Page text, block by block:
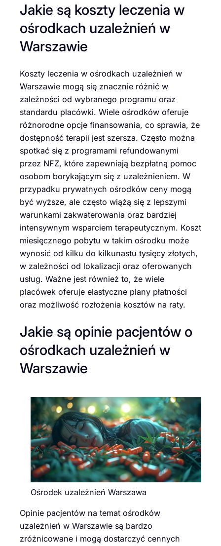
Jakie są koszty leczenia w
ośrodkach uzależnień w
Warszawie
Koszty leczenia w ośrodkach uzależnień w
Warszawie mogą się znacznie różnić w
zależności od wybranego programu oraz
standardu placówki. Wiele ośrodków oferuje
różnorodne opcje finansowania, co sprawia, że
dostępność terapii jest szersza. Często można
spotkać się z programami refundowanymi
przez NFZ, które zapewniają bezpłatną pomoc
osobom borykającym się z uzależnieniem. W
przypadku prywatnych ośrodków ceny mogą
być wyższe, ale często wiążą się z lepszymi
warunkami zakwaterowania oraz bardziej
intensywnym wsparciem terapeutycznym. Koszt
miesięcznego pobytu w takim ośrodku może
wynosić od kilku do kilkunastu tysięcy złotych,
w zależności od lokalizacji oraz oferowanych
usług. Ważne jest również to, że wiele
placówek oferuje elastyczne plany płatności
oraz możliwość rozłożenia kosztów na raty.
Jakie są opinie pacjentów o
ośrodkach uzależnień w
Warszawie
Ośrodek uzależnień Warszawa
Opinie pacjentów na temat ośrodków
uzależnień w Warszawie są bardzo
zróżnicowane i mogą dostarczyć cennych